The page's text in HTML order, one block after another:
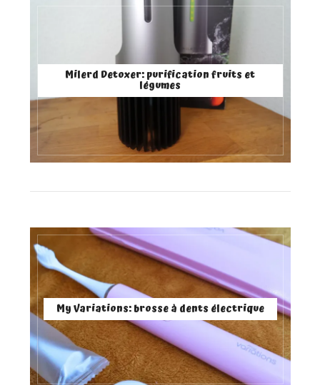
Milerd Detoxer: purification fruits et
légumes
My Variations: brosse à dents électrique